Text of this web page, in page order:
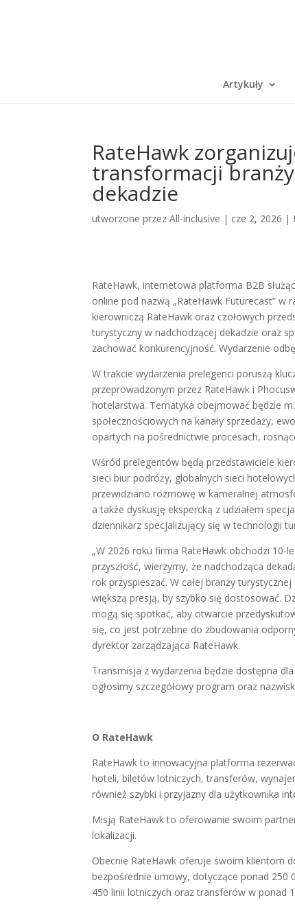
Artykuły
RateHawk
transformacji
dekadzie
utworzone przezAll-inclusive | cze 2, 2026 |
RateHawk, internetowa platforma B2B
online pod nazwą „RateHawk Futurecast”
kierowniczą RateHawk oraz czołowych
turystyczny w nadchodzącej dekadzie oraz
zachować konkurencyjność. Wydarzenie
W trakcie wydarzenia prelegenci poruszą
przeprowadzonym przez RateHawk i
hotelarstwa. Tematyka obejmować będzie
społecznościowych na kanały sprzedaży,
opartych na pośrednictwie procesach,
Wśród prelegentów będą przedstawiciele
sieci biur podróży, globalnych sieci
przewidziano rozmowę w kameralnej
a także dyskusję ekspercką z udziałem
dziennikarz specjalizujący się w technologii
„W 2026 roku firma RateHawk obchodzi
przyszłość, wierzymy, że nadchodząca
rok przyspieszać. W całej branży
większą presją, by szybko się dostosować.
mogą się spotkać, aby otwarcie
się, co jest potrzebne do zbudowania
dyrektor zarządzająca RateHawk.
Transmisja z wydarzenia będzie dostępna
ogłosimy szczegółowy program oraz
O RateHawk
RateHawk to innowacyjna platforma
hoteli, biletów lotniczych, transferów,
również szybki i przyjazny dla użytkownika
Misją RateHawk to oferowanie swoim
lokalizacji.
Obecnie RateHawk oferuje swoim klientom
bezpośrednie umowy, dotyczące ponad
450 linii lotniczych oraz transferów w ponad